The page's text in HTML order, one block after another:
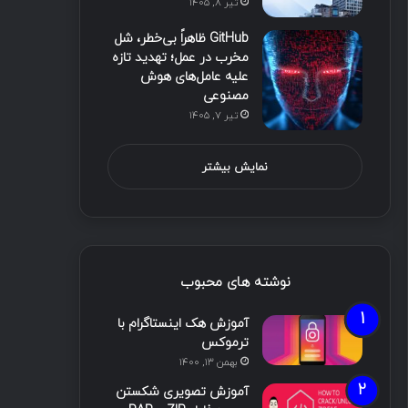
GitHub ظاهراً بی‌خطر، شل
مخرب در عمل؛ تهدید تازه
علیه عامل‌های هوش
مصنوعی
تیر ۷, ۱۴۰۵
نمایش بیشتر
نوشته های محبوب
آموزش هک اینستاگرام با
ترموکس
بهمن ۱۳, ۱۴۰۰
آموزش تصویری شکستن